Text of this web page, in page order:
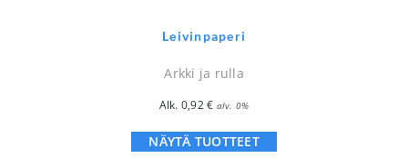
Leivinpaperi
Arkki ja rulla
Alk. 0,92€ alv. 0%
NÄYTÄ TUOTTEET